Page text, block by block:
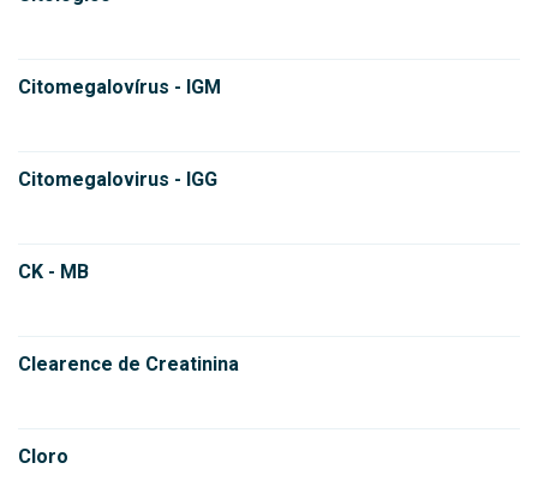
Citomegalovírus - IGM
Citomegalovirus - IGG
CK - MB
Clearence de Creatinina
Cloro